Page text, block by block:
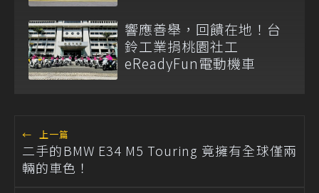
響應善舉，回饋在地！台
鈴工業捐桃園社工
eReadyFun電動機車
← 上一篇
二手的BMW E34 M5 Touring 竟擁有全球僅兩
輛的車色！